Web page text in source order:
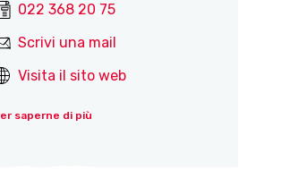
022 368 20 75
Scrivi una mail
Visita il sito web
saperne di più